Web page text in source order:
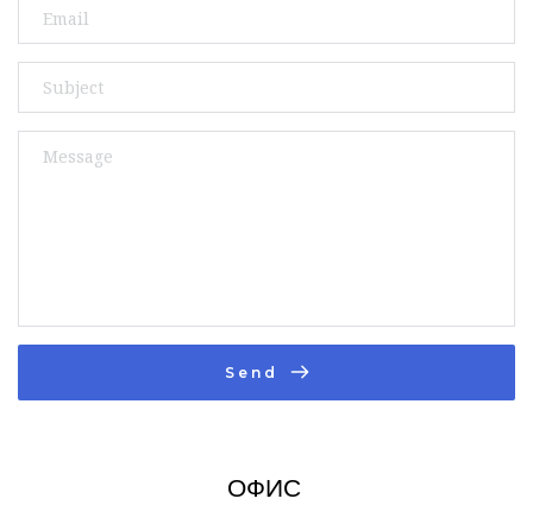
Send
ОФИС